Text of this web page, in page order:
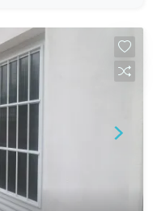
completo;
boa ventilação
Caxias, o
fácil acesso
O imóvel está
farmácias,
e